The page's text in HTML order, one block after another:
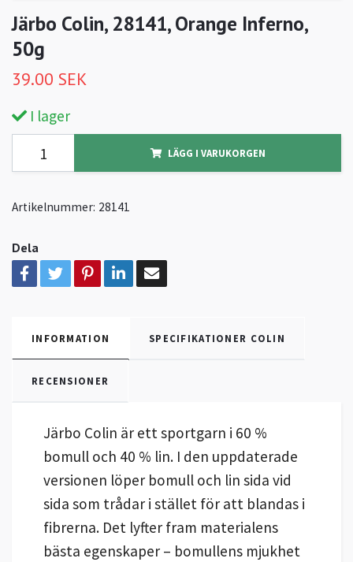
Järbo Colin, 28141, Orange Inferno,
50g
39.00 SEK
I lager
LÄGG I VARUKORGEN
Artikelnummer: 28141
Dela
INFORMATION SPECIFIKATIONER COLIN
RECENSIONER
Järbo Colin är ett sportgarn i 60 %
bomull och 40 % lin. I den uppdaterade
versionen löper bomull och lin sida vid
sida som trådar i stället för att blandas i
fibrerna. Det lyfter fram materialens
bästa egenskaper – bomullens mjukhet